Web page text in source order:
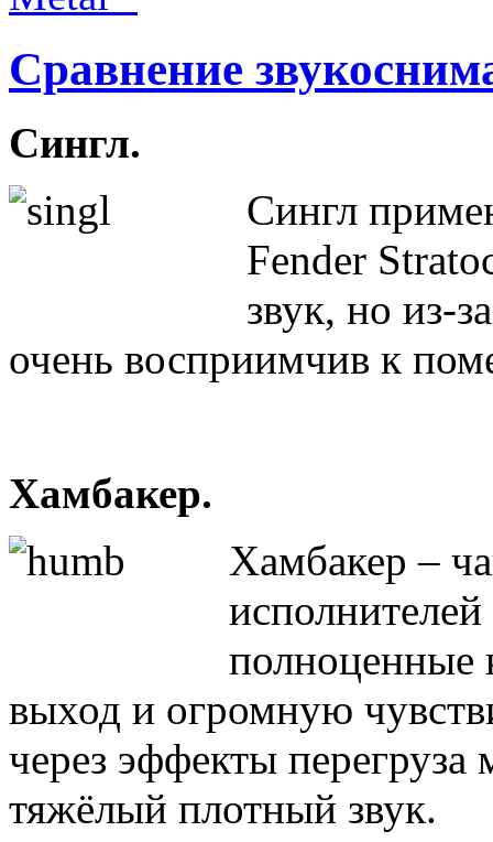
Сравнение
Сингл.
Сингл
Fender
звук, но из-
очень восприимчив к
Хамбакер.
Хамбакер –
полноценные
выход и огромную
через эффекты
тяжёлый плотный звук.